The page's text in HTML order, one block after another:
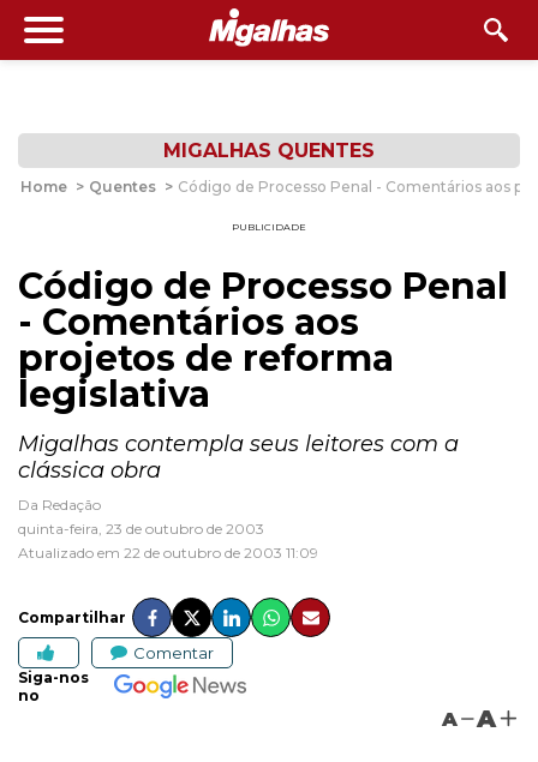
MIGALHAS QUENTES
Home > Quentes > Código de Processo Penal - Comentários aos
PUBLICIDADE
Código de Processo Penal
- Comentários aos
projetos de reforma
legislativa
Migalhas contempla seus leitores com a
clássica obra
Da Redação
quinta-feira, 23 de outubro de 2003
Atualizado em 22 de outubro de 2003 11:09
Compartilhar
Comentar
Siga-nos
no
A A